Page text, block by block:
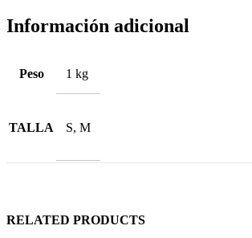
Información adicional
Peso 1 kg
TALLA S, M
RELATED PRODUCTS